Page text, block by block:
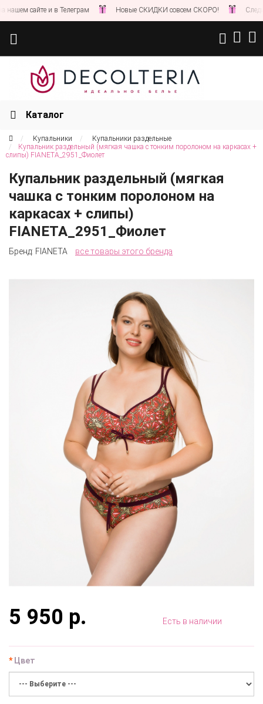
сайте и в Телеграм Новые СКИДКИ совсем СКОРО! Следите
Каталог
Купальники
Купальники раздельные
Купальник раздельный (мягкая чашка с тонким поролоном на каркасах +
слипы) FIANETA_2951_Фиолет
Купальник раздельный (мягкая
чашка с тонким поролоном на
каркасах + слипы)
FIANETA_2951_Фиолет
Бренд: FIANETA все товары этого бренда
5 950 р. Есть в наличии
Цвет